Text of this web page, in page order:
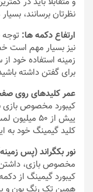
نظرتان برسانند،
ارتفاع دکمه ها: توجه
نیز بسیار مهم است
زمینه استفاده خود
برای گفتن داشته
عمر کلیدهای روی
کیبورد مخصوص بازی
ییش از ۵۰
کلید گیمینگ خود به
نور بکگراند (پس
مخصوص بازی،
کیبورد گیمینگ از